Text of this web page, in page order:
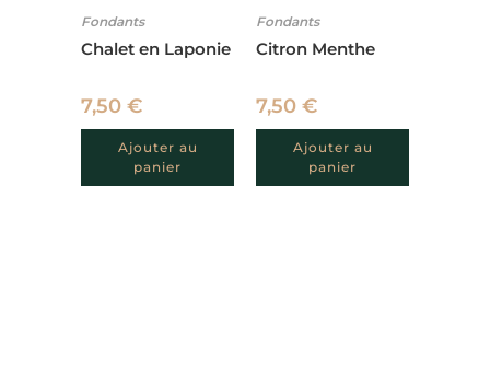
Fondants
Chalet en Laponie
7,50 €
Ajouter au
panier
Fondants
Citron Menthe
7,50 €
Ajouter au
panier